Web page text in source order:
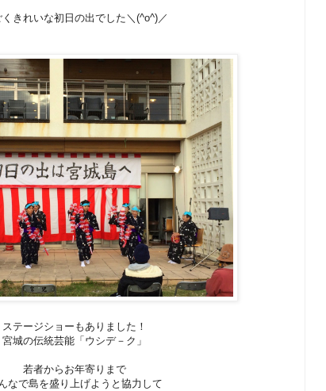
きれいな初日の出でした＼(^o^)／
ステージショーもありました！
宮城の伝統芸能「ウシデ－ク」
若者からお年寄りまで
なで島を盛り上げようと協力して